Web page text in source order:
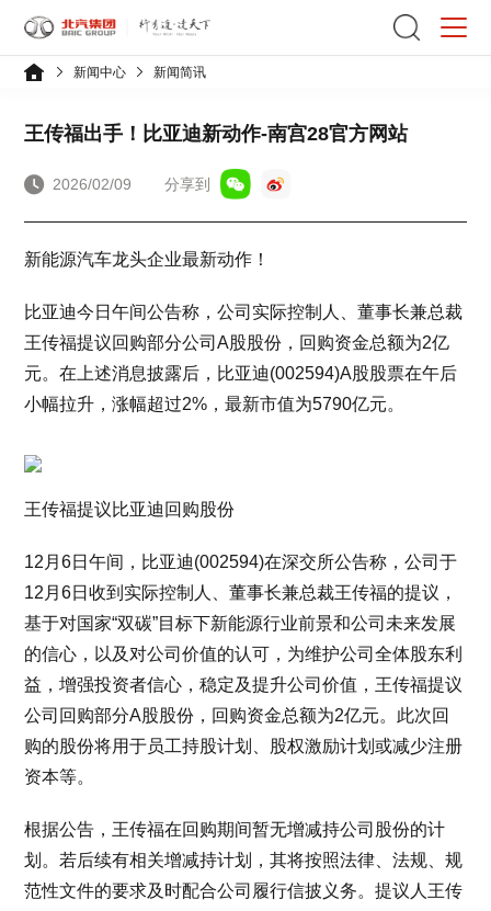
新闻中心 新闻简讯
王传福出手！比亚迪新动作-南宫28官方网站
2026/02/09 分享到
新能源汽车龙头企业最新动作！
比亚迪今日午间公告称，公司实际控制人、董事长兼总裁
王传福提议回购部分公司A股股份，回购资金总额为2亿
元。在上述消息披露后，比亚迪(002594)A股股票在午后
小幅拉升，涨幅超过2%，最新市值为5790亿元。
王传福提议比亚迪回购股份
12月6日午间，比亚迪(002594)在深交所公告称，公司于
12月6日收到实际控制人、董事长兼总裁王传福的提议，
基于对国家“双碳”目标下新能源行业前景和公司未来发展
的信心，以及对公司价值的认可，为维护公司全体股东利
益，增强投资者信心，稳定及提升公司价值，王传福提议
公司回购部分A股股份，回购资金总额为2亿元。此次回
购的股份将用于员工持股计划、股权激励计划或减少注册
资本等。
根据公告，王传福在回购期间暂无增减持公司股份的计
划。若后续有相关增减持计划，其将按照法律、法规、规
范性文件的要求及时配合公司履行信披义务。提议人王传